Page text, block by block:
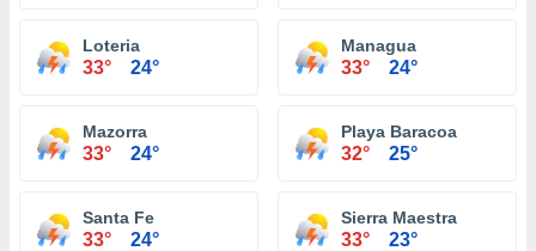
Loteria
33° 24°
Managua
33° 24°
Mazorra
33° 24°
Playa Baracoa
32° 25°
Santa Fe
33° 24°
Sierra Maestra
33° 23°